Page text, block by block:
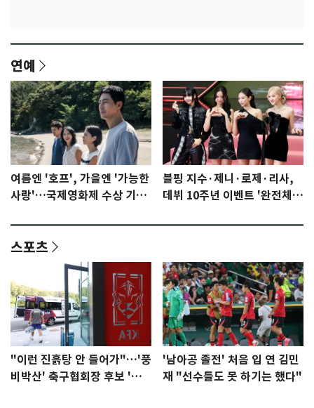
연예
여름엔 '호프', 가을엔 '가능한
사랑'…국제영화제 수상 기대
블핑 지수·제니·로제·리사,
데뷔 10주년 이벤트 '완전체'
스포츠
"이런 진흙탕 안 들어가"…'풍
비박산' 축구협회장 후보 '실
'남아공 졸전' 처음 입 연 김민
재 "선수들도 못 하기는 했다"